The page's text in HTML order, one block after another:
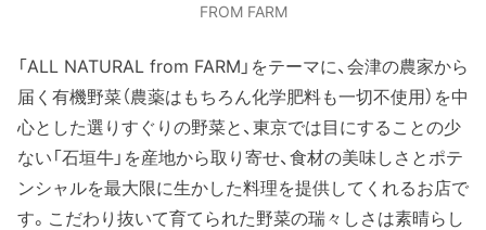
FROM FARM
「ALL NATURAL from FARM」をテーマに、会津の農家から
届く有機野菜（農薬はもちろん化学肥料も一切不使用）を中
心とした選りすぐりの野菜と、東京では目にすることの少
ない「石垣牛」を産地から取り寄せ、食材の美味しさとポテ
ンシャルを最大限に生かした料理を提供してくれるお店で
す。こだわり抜いて育てられた野菜の瑞々しさは素晴らし